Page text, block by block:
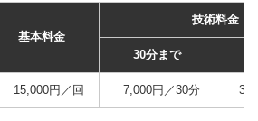
基本料金
技術料金
30分まで
15,000円／回 7,000円／30分